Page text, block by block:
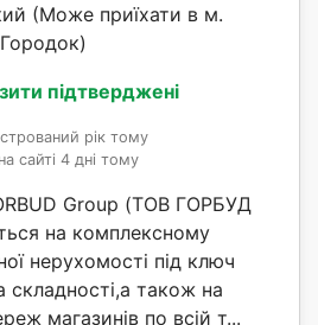
(Може приїхати в м.
Городок)
підтверджені
рік тому
сайті 4 дні тому
Group (ТОВ ГОРБУД
на комплексному
нерухомості під ключ
складності,а також на
магазинів по всій т...